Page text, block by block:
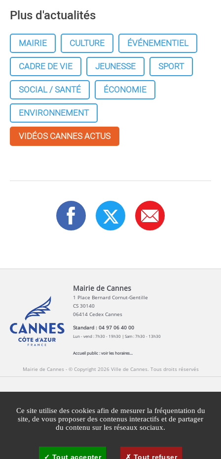
Plus d'actualités
MAIRIE CULTURE
ÉVÉNEMENTIEL
CADRE DE VIE
JEUNESSE
SPORT
SOCIAL / SANTÉ
ÉCONOMIE
ENVIRONNEMENT
VIDÉOS CANNES ACTUS
Mairie de Cannes
1 Place Bernard Cornut-Gentille
CS 30140
06414 Cedex Cannes
Standard : 04 97 06 40 00
Lun - vend : 7h30 - 19h30 | Sam : 7h30 - 13h30
Accueil public :voir les horaires...
Mairie de Cannes - © Copyright 2026 Ville de Cannes. Tous droits réservés
Mentions légales Agglomération Cannes Lérins
Plan du site Gestion des cookies
Ce site utilise des cookies afin de mesurer la fréquentation du
site, de vous proposer des contenus interactifs et de partager
du contenu sur les réseaux sociaux.
Tout accepter Tout refuser